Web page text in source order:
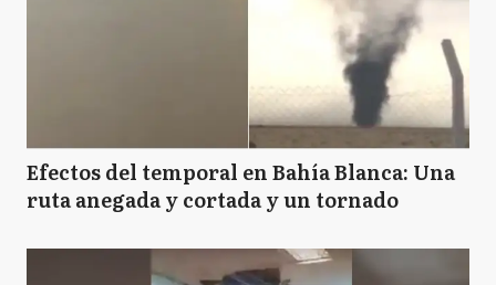
Efectos del temporal en Bahía Blanca: Una
ruta anegada y cortada y un tornado